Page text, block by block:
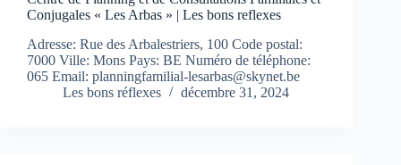
Conjugales « Les Arbas » | Les bons reflexes
Adresse: Rue des Arbalestriers, 100 Code postal:
7000 Ville: Mons Pays: BE Numéro de téléphone:
065 Email: planningfamilial-lesarbas@skynet.be
Les bons réflexes
décembre 31, 2024